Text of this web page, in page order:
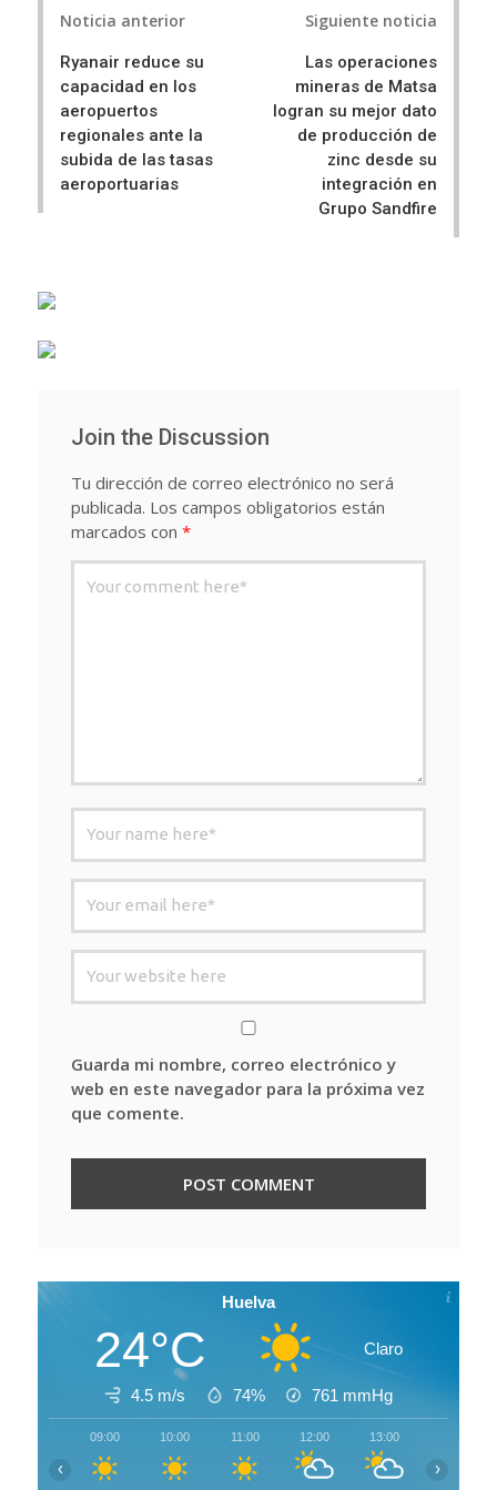
e
Noticia anterior
Ryanair reduce su
capacidad en los
aeropuertos
regionales ante la
subida de las tasas
aeroportuarias
Siguiente noticia
Las operaciones
mineras de Matsa
logran su mejor dato
de producción de
zinc desde su
integración en
Grupo Sandfire
Join the Discussion
Tu dirección de correo electrónico no será
publicada. Los campos obligatorios están
marcados con *
Guarda mi nombre, correo electrónico y
web en este navegador para la próxima vez
que comente.
Huelva
24°C Claro
4.5 m/s 74% 761 mmHg
09:00 10:00 11:00 12:00 13:00
‹ ›